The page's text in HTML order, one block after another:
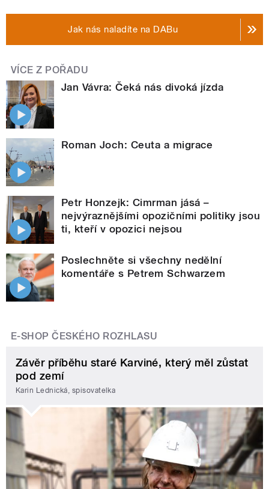
Jak nás naladíte na DABu
VÍCE Z POŘADU
Jan Vávra: Čeká nás divoká jízda
Roman Joch: Ceuta a migrace
Petr Honzejk: Cimrman jásá –
nejvýraznějšími opozičními politiky jsou
ti, kteří v opozici nejsou
Poslechněte si všechny nedělní
komentáře s Petrem Schwarzem
E-SHOP ČESKÉHO ROZHLASU
Závěr příběhu staré Karviné, který měl zůstat
pod zemí
Karin Lednická, spisovatelka